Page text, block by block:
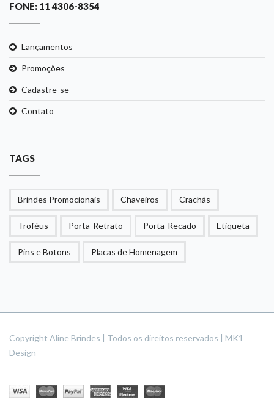
FONE: 11 4306-8354
Lançamentos
Promoções
Cadastre-se
Contato
TAGS
Brindes Promocionais Chaveiros Crachás
Troféus Porta-Retrato Porta-Recado Etiqueta
Pins e Botons Placas de Homenagem
Copyright Aline Brindes | Todos os direitos reservados | MK1
Design